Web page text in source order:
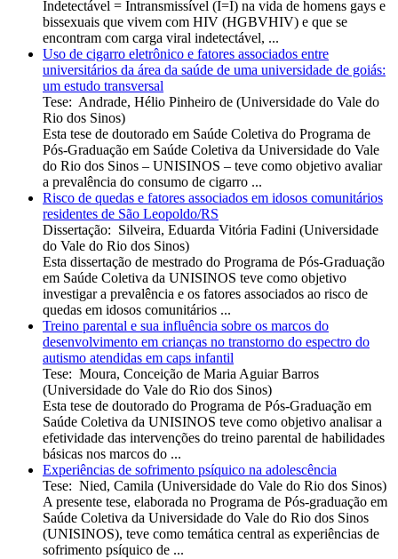
Indetectável = Intransmissível (I=I) na vida de homens gays e
bissexuais que vivem com HIV (HGBVHIV) e que se
encontram com carga viral indetectável, ...
Uso de cigarro eletrônico e fatores associados entre
universitários da área da saúde de uma universidade de goiás:
um estudo transversal
Tese: Andrade, Hélio Pinheiro de (Universidade do Vale do
Rio dos Sinos)
Esta tese de doutorado em Saúde Coletiva do Programa de
Pós-Graduação em Saúde Coletiva da Universidade do Vale
do Rio dos Sinos – UNISINOS – teve como objetivo avaliar
a prevalência do consumo de cigarro ...
Risco de quedas e fatores associados em idosos comunitários
residentes de São Leopoldo/RS
Dissertação: Silveira, Eduarda Vitória Fadini (Universidade
do Vale do Rio dos Sinos)
Esta dissertação de mestrado do Programa de Pós-Graduação
em Saúde Coletiva da UNISINOS teve como objetivo
investigar a prevalência e os fatores associados ao risco de
quedas em idosos comunitários ...
Treino parental e sua influência sobre os marcos do
desenvolvimento em crianças no transtorno do espectro do
autismo atendidas em caps infantil
Tese: Moura, Conceição de Maria Aguiar Barros
(Universidade do Vale do Rio dos Sinos)
Esta tese de doutorado do Programa de Pós-Graduação em
Saúde Coletiva da UNISINOS teve como objetivo analisar a
efetividade das intervenções do treino parental de habilidades
básicas nos marcos do ...
Experiências de sofrimento psíquico na adolescência
Tese: Nied, Camila (Universidade do Vale do Rio dos Sinos)
A presente tese, elaborada no Programa de Pós-graduação em
Saúde Coletiva da Universidade do Vale do Rio dos Sinos
(UNISINOS), teve como temática central as experiências de
sofrimento psíquico de ...